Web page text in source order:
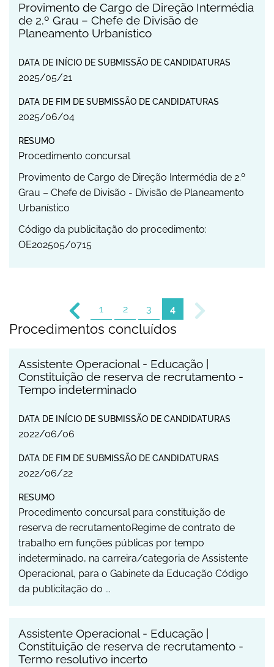
Provimento de Cargo de Direção Intermédia
de 2.º Grau – Chefe de Divisão de
Planeamento Urbanístico
DATA DE INÍCIO DE SUBMISSÃO DE CANDIDATURAS
2025/05/21
DATA DE FIM DE SUBMISSÃO DE CANDIDATURAS
2025/06/04
RESUMO
Procedimento concursal
Provimento de Cargo de Direção Intermédia de 2.º
Grau – Chefe de Divisão - Divisão de Planeamento
Urbanístico
Código da publicitação do procedimento:
OE202505/0715
1 2 3 4
Procedimentos concluídos
Assistente Operacional - Educação |
Constituição de reserva de recrutamento -
Tempo indeterminado
DATA DE INÍCIO DE SUBMISSÃO DE CANDIDATURAS
2022/06/06
DATA DE FIM DE SUBMISSÃO DE CANDIDATURAS
2022/06/22
RESUMO
Procedimento concursal para constituição de
reserva de recrutamentoRegime de contrato de
trabalho em funções públicas por tempo
indeterminado, na carreira/categoria de Assistente
Operacional, para o Gabinete da Educação Código
da publicitação do ...
Assistente Operacional - Educação |
Constituição de reserva de recrutamento -
Termo resolutivo incerto